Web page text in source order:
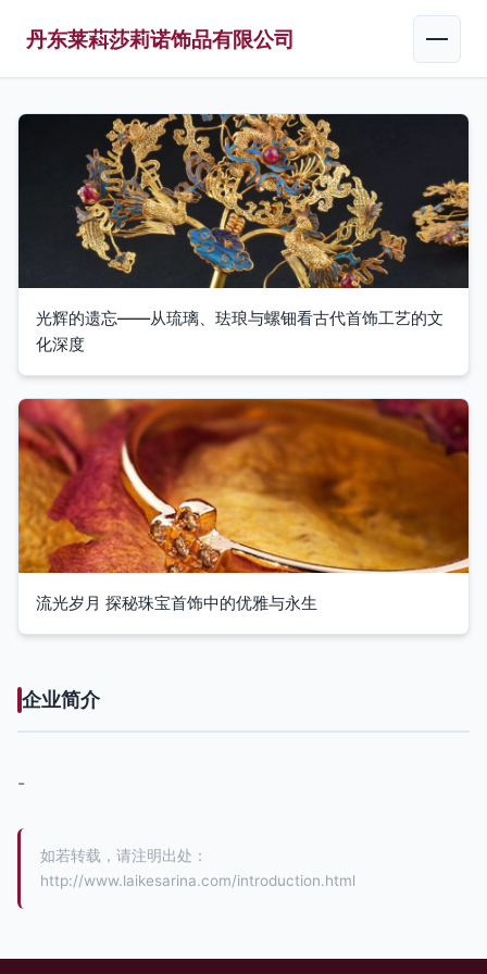
丹东莱萪莎莉诺饰品有限公司
光辉的遗忘——从琉璃、珐琅与螺钿看古代首饰工艺的文
化深度
流光岁月 探秘珠宝首饰中的优雅与永生
企业简介
-
如若转载，请注明出处：
http://www.laikesarina.com/introduction.html